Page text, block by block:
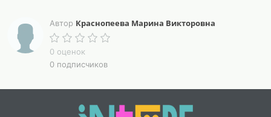
интеграл. Геометрический смысл определенного
интеграла».
Краткие теоретические сведения
Автор Краснопеева Марина Викторовна
0 оценок
0 подписчиков